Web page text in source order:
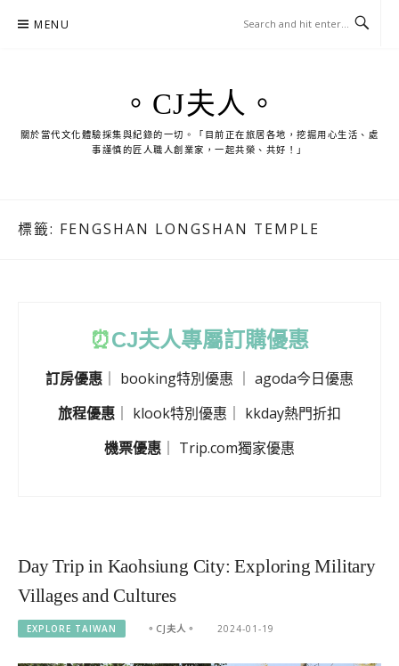
MENU
。CJ夫人。
關於當代文化體驗採集與紀錄的一切。「目前正在旅居各地，挖掘用心生活、處
事謹慎的匠人職人創業家，一起共榮、共好！」
標籤: FENGSHAN LONGSHAN TEMPLE
⏰CJ夫人專屬訂購優惠
訂房優惠 booking特別優惠
agoda今日優惠
旅程優惠
klook特別優惠
kkday熱門折扣
機票優惠
Trip.com獨家優惠
Day Trip in Kaohsiung City: Exploring Military
Villages and Cultures
EXPLORE TAIWAN 。CJ夫人。 2024-01-19